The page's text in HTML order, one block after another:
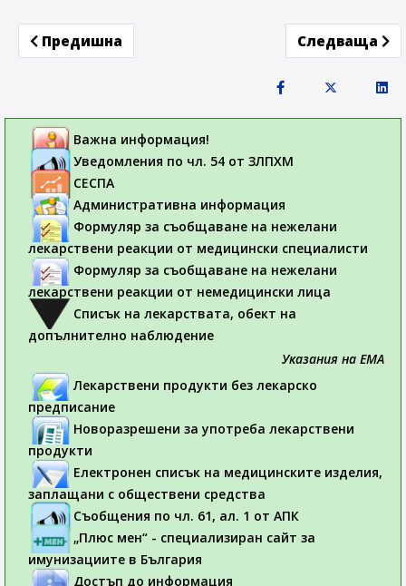
Previous article: Arixtra (фондапаринукс
Предишна Next article:
Следваща
Важна информация!
Уведомления по чл. 54 от ЗЛПХМ
СЕСПА
Административна информация
Формуляр за съобщаване на нежелани
лекарствени реакции от медицински специалисти
Формуляр за съобщаване на нежелани
лекарствени реакции от немедицински лица
Списък на лекарствата, обект на
допълнително наблюдение
Указания на ЕМА
Лекарствени продукти без лекарско
предписание
Новоразрешени за употреба лекарствени
продукти
Електронен списък на медицинските изделия,
заплащани с обществени средства
Съобщения по чл. 61, ал. 1 от АПК
„Плюс мен“ - специализиран сайт за
имунизациите в България
Достъп до информация